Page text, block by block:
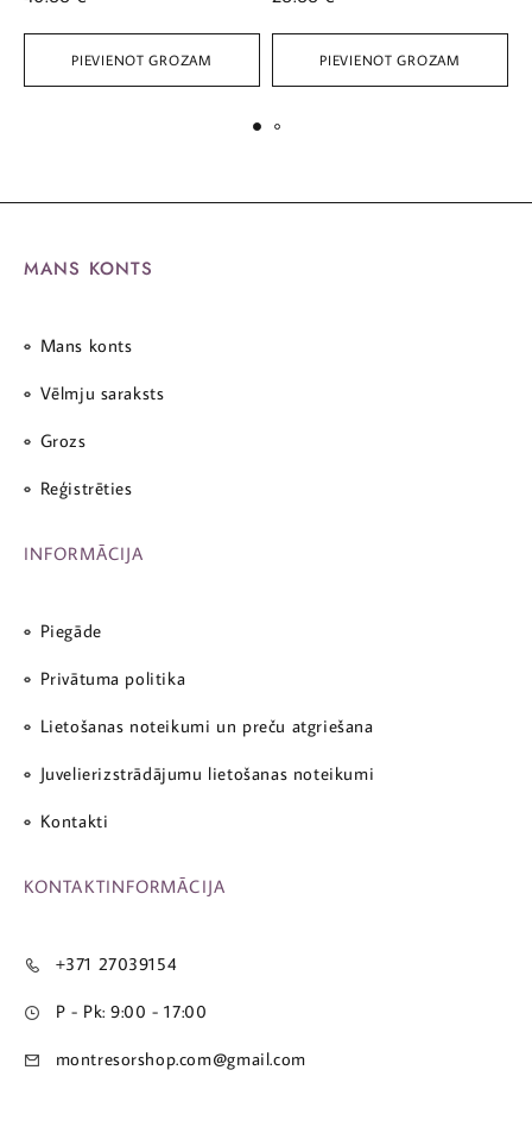
PIEVIENOT GROZAM PIEVIENOT GROZAM
MANS KONTS
Mans konts
Vēlmju saraksts
Grozs
Reģistrēties
INFORMĀCIJA
Piegāde
Privātuma politika
Lietošanas noteikumi un preču atgriešana
Juvelierizstrādājumu lietošanas noteikumi
Kontakti
KONTAKTINFORMĀCIJA
+371 27039154
P - Pk: 9:00 - 17:00
montresorshop.com@gmail.com